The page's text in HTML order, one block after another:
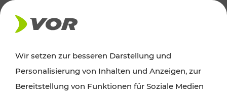
AKTUELLES
Ausflugstipps
Wir setzen zur besseren Darstellung und
Personalisierung von Inhalten und Anzeigen, zur
Bereitstellung von Funktionen für Soziale Medien